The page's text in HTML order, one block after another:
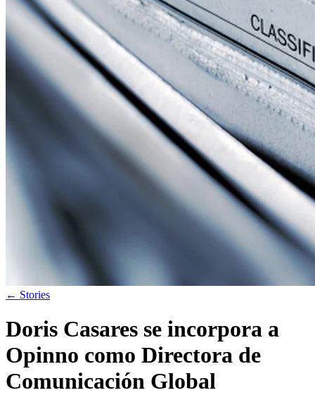
← Stories
Doris Casares se incorpora a
Opinno como Directora de
Comunicación Global